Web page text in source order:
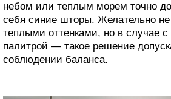
небом или теплым морем точно
себя синие шторы. Желательно
теплыми оттенками, но в случае с
палитрой — такое решение
соблюдении баланса.